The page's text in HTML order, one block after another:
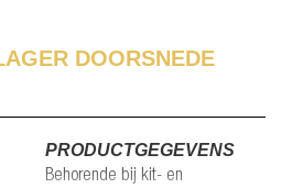
DOORSNEDE
PRODUCTGEGEVENS
Behorende bij kit- en